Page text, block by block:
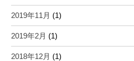
2019年11月 (1)
2019年2月 (1)
2018年12月 (1)